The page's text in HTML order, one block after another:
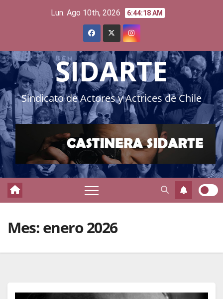
Lun. Ago 10th, 2026 6:44:20 AM
SIDARTE
Sindicato de Actores y Actrices de Chile
Mes:enero 2026